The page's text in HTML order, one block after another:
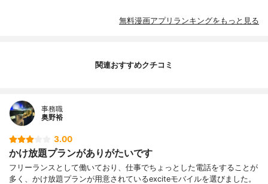
無料漫画アプリランキングをもっと見る
関連おすすめクチコミ
事務職
奥野裕
3.00
かけ放題プランがありがたいです
フリーランスとして働いており、仕事でちょっとした電話をすることが
多く、かけ放題プランが用意されているexciteモバイルを選びました。